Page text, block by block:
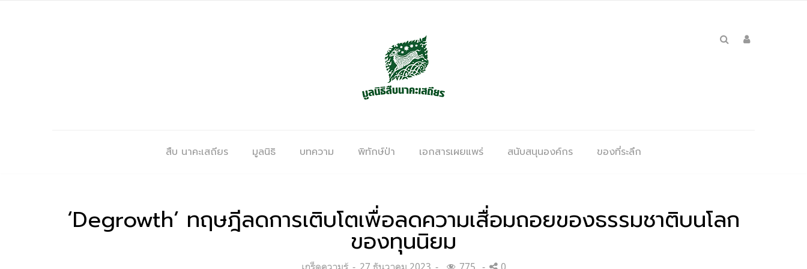
สืบ นาคะเสถียร มูลนิธิ บทความ พิทักษ์ป่า เอกสารเผยแพร่ สนับสนุนองค์กร ของที่ระลึก
‘Degrowth’ ทฤษฎีลดการเติบโตเพื่อลดความเสื่อมถอยของธรรมชาติบนโลก
ของทุนนิยม
Categories:
เกร็ดความรู้ Posted
27 ธันวาคม 2023 775 0